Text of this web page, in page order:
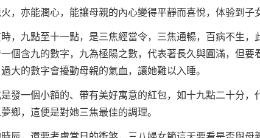
，亦能潤心，能讓母親的內心變得平靜而喜悅，体验到子
，九點至十一點，是三焦經當令，三焦通暢，百病不生，
個含九的數字，九為極陽之數，代表著長久與圓滿，但要
大的數字會擾動母親的氣血，讓她難以入睡。
發一個小額的、帶有美好寓意的紅包，如十九點二十分，
鄉，這便是對她三焦最佳的調理。